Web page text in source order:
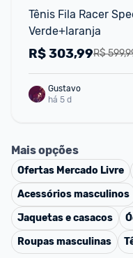
Tênis Fila Racer
Verde+laranja
R$
R$303,99
Gustavo
há 5 d
Mais opções
Ofertas Mercado Livre
Acessórios masculinos
Jaquetas e casacos
Roupas masculinas